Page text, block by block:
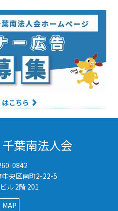
こちら
千葉南法人会
0842
央区南町2-22-5
ル 2階 201
MAP